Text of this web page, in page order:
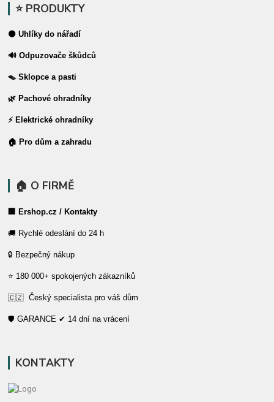
⭐ PRODUKTY
⚫ Uhlíky do nářadí
🔊 Odpuzovače škůdců
🪤 Sklopce a pasti
🌿 Pachové ohradníky
⚡ Elektrické ohradníky
🏠 Pro dům a zahradu
🏠 O FIRMĚ
🏢 Ershop.cz / Kontakty
🚚 Rychlé odeslání do 24 h
🔒 Bezpečný nákup
⭐ 180 000+ spokojených zákazníků
🇨🇿 Český specialista pro váš dům
🛡️ GARANCE ✔ 14 dní na vrácení
KONTAKTY